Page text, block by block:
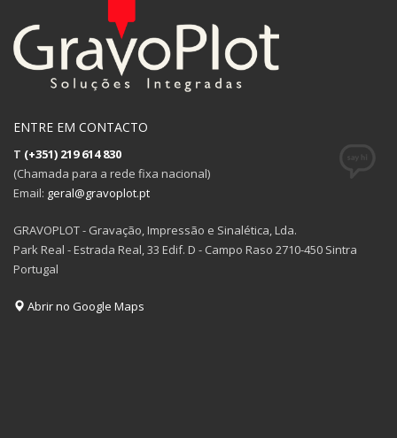
ENTRE EM CONTACTO
T (+351) 219 614 830
(Chamada para a rede fixa nacional)
Email: geral@gravoplot.pt
GRAVOPLOT - Gravação, Impressão e Sinalética, Lda.
Park Real - Estrada Real, 33 Edif. D - Campo Raso 2710-450 Sintra
Portugal
Abrir no Google Maps